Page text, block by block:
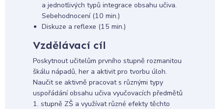
a jednotlivých typů integrace obsahu učiva.
Sebehodnocení (10 min.)
Diskuze a reflexe (15 min.)
Vzdělávací cíl
Poskytnout učitelům prvního stupně rozmanitou
škálu nápadů, her a aktivit pro tvorbu úloh.
Naučit se aktivně pracovat s různými typy
uspořádání obsahu učiva vyučovacích předmětů
1. stupně ZŠ a využívat různé efekty těchto